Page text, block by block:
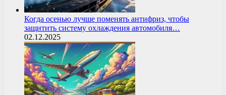
Когда осенью лучше поменять антифриз, чтобы
защитить систему охлаждения автомобиля…
02.12.2025